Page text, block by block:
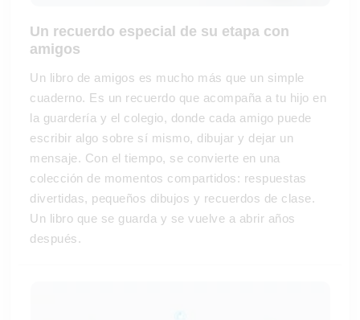
Un recuerdo especial de su etapa con
amigos
Un libro de amigos es mucho más que un simple
cuaderno. Es un recuerdo que acompaña a tu hijo en
la guardería y el colegio, donde cada amigo puede
escribir algo sobre sí mismo, dibujar y dejar un
mensaje. Con el tiempo, se convierte en una
colección de momentos compartidos: respuestas
divertidas, pequeños dibujos y recuerdos de clase.
Un libro que se guarda y se vuelve a abrir años
después.